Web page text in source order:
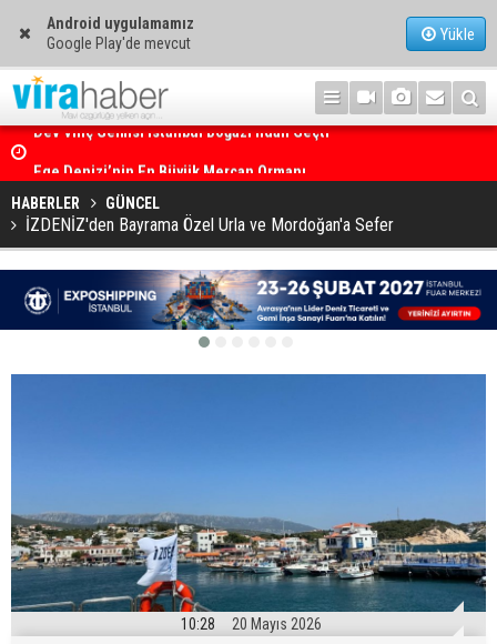
Android uygulamamız
Google Play'de mevcut
Yükle
HABERLER GÜNCEL
İZDENİZ'den Bayrama Özel Urla ve Mordoğan'a Sefer
10:28 20 Mayıs 2026